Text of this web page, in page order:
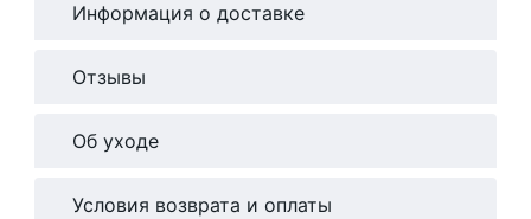
Информация о доставке
Отзывы
Об уходе
Условия возврата и оплаты